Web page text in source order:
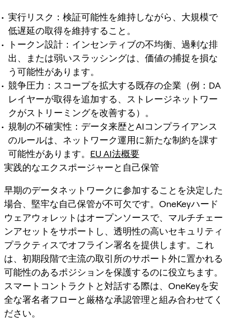
実行リスク：検証可能性を維持しながら、大規模で
低遅延の取得を維持すること。
トークン設計：インセンティブの不均衡、過剰な排
出、または弱いスラッシングは、価値の捕捉を損な
う可能性があります。
競争圧力：スコープを拡大する既存の企業（例：DA
レイヤーが取得を追加する、ストレージネットワー
クがストリーミングを改善する）。
規制の不確実性：データ来歴とAIコンプライアンス
のルールは、ネットワーク運用に新たな制約を課す
可能性があります。 EU AI法概要
実践的なエクスポージャーと自己保管
早期のデータネットワークに参加することを決定した
場合、堅牢な自己保管が不可欠です。OneKeyハード
ウェアウォレットはオープンソースで、マルチチェー
ンアセットをサポートし、透明性の高いセキュリティ
プラクティスでオフライン署名を提供します。これ
は、初期段階で主流の取引所のサポート外に置かれる
可能性のあるポジションを保護するのに役立ちます。
スマートコントラクトと対話する際は、OneKeyを安
全な署名者フローと厳格な承認管理と組み合わせてく
ださい。